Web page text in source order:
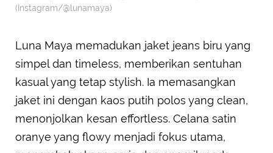
(Instagram/@lunamaya)
Luna Maya memadukan jaket jeans biru yang
simpel dan timeless, memberikan sentuhan
kasual yang tetap stylish. Ia memasangkan
jaket ini dengan kaos putih polos yang clean,
menonjolkan kesan effortless. Celana satin
oranye yang flowy menjadi fokus utama,